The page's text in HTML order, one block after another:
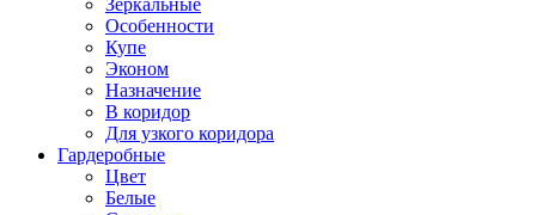
Зеркальные
Особенности
Купе
Эконом
Назначение
В коридор
Для узкого коридора
Гардеробные
Цвет
Белые